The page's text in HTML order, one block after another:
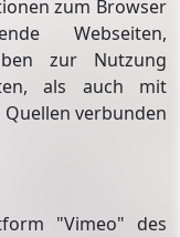
zum Browser
Webseiten,
zur Nutzung
als auch mit
verbunden
"Vimeo" des